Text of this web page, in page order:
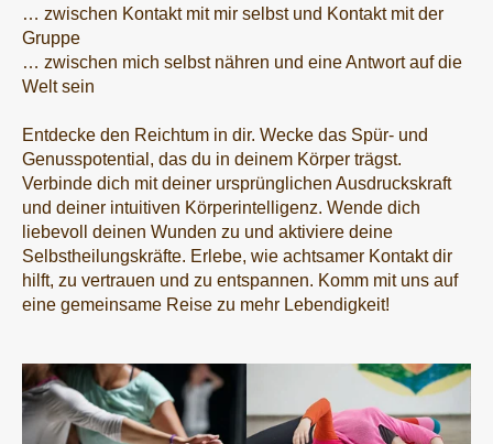
… zwischen Kontakt mit mir selbst und Kontakt mit der
Gruppe
… zwischen mich selbst nähren und eine Antwort auf die
Welt sein
Entdecke den Reichtum in dir. Wecke das Spür- und
Genusspotential, das du in deinem Körper trägst.
Verbinde dich mit deiner ursprünglichen Ausdruckskraft
und deiner intuitiven Körperintelligenz. Wende dich
liebevoll deinen Wunden zu und aktiviere deine
Selbstheilungskräfte. Erlebe, wie achtsamer Kontakt dir
hilft, zu vertrauen und zu entspannen. Komm mit uns auf
eine gemeinsame Reise zu mehr Lebendigkeit!